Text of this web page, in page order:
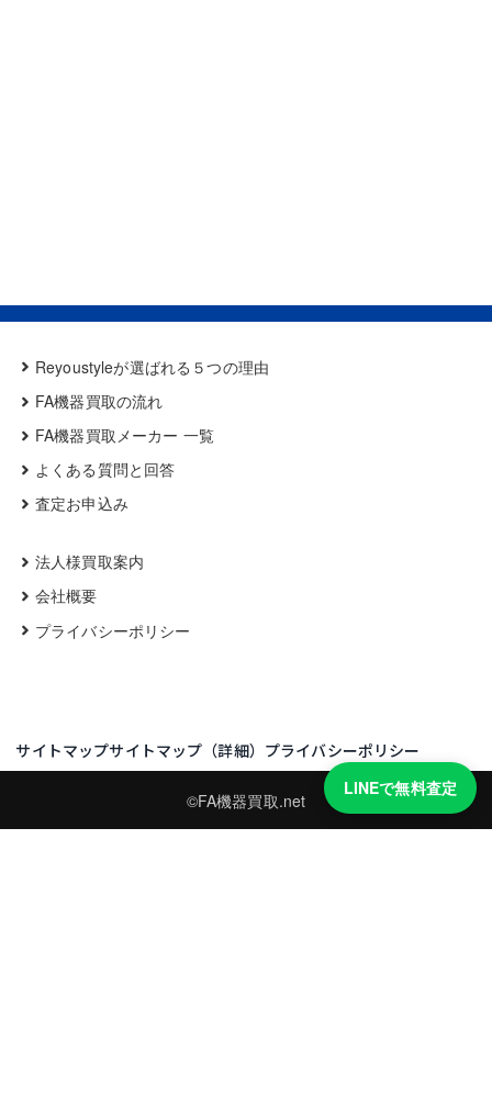
Reyoustyleが選ばれる５つの理由
FA機器買取の流れ
FA機器買取メーカー 一覧
よくある質問と回答
査定お申込み
法人様買取案内
会社概要
プライバシーポリシー
サイトマップサイトマップ（詳細） プライバシーポリシー
©FA機器買取.net
LINEで無料査定